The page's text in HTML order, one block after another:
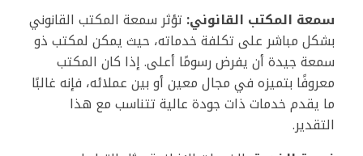
سمعة المكتب القانوني: تؤثر سمعة المكتب القانوني
بشكل مباشر على تكلفة خدماته، حيث يمكن لمكتب ذو
سمعة جيدة أن يفرض رسومًا أعلى. إذا كان المكتب
معروفًا بتميزه في مجال معين أو بين عملائه، فإنه غالبًا
ما يقدم خدمات ذات جودة عالية تتناسب مع هذا
التقدير.